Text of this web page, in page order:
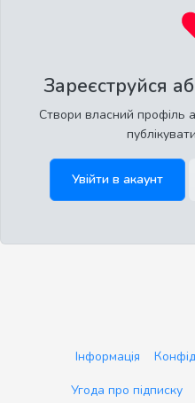
Зареєструйся
Створи власний профіль
Увійти в акаунт
Інформація
Угода про підписку